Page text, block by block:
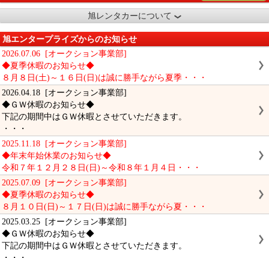
旭レンタカーについて
旭エンタープライズからのお知らせ
2026.07.06 [オークション事業部]
◆夏季休暇のお知らせ◆
８月８日(土)～１６日(日)は誠に勝手ながら夏季・・・
2026.04.18 [オークション事業部]
◆ＧＷ休暇のお知らせ◆
下記の期間中はＧＷ休暇とさせていただきます。
・・・
2025.11.18 [オークション事業部]
◆年末年始休業のお知らせ◆
令和７年１２月２８日(日)～令和８年１月４日・・・
2025.07.09 [オークション事業部]
◆夏季休暇のお知らせ◆
８月１０日(日)～１７日(日)は誠に勝手ながら夏・・・
2025.03.25 [オークション事業部]
◆ＧＷ休暇のお知らせ◆
下記の期間中はＧＷ休暇とさせていただきます。